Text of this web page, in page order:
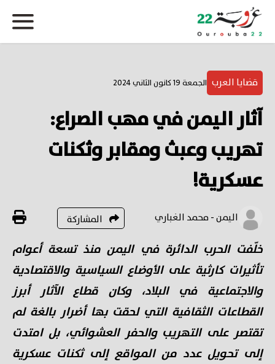
قضايا العرب الجمعة 19 كانون الثاني 2024
آثار اليمن في مهب الصراع:
تهريب وعبث ومقابر وثكنات
عسكرية!
اليمن - محمد الغباري المشاركة
خلّفت الحرب الدائرة في اليمن منذ تسعة أعوام
تأثيرات كارثية على الأوضاع السياسية والاقتصادية
والاجتماعية في البلاد، وكان قطاع الآثار أبرز
القطاعات الثقافية التي لحقت بها أضرار بالغة لم
تقتصر على التهريب والحفر العشوائي، بل امتدت
إلى تحويل عدد من المواقع إلى ثكنات عسكرية